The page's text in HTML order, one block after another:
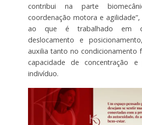
contribui na parte
coordenação motora e
ao que é trabalhado em
deslocamento e
auxilia tanto no condicionamento
capacidade de concentração
indivíduo.